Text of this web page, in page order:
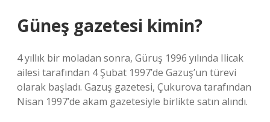
Güneş gazetesi kimin?
4 yıllık bir moladan sonra, Güruş 1996 yılında Ilicak
ailesi tarafından 4 Şubat 1997’de Gazuş’un türevi
olarak başladı. Gazuş gazetesi, Çukurova tarafından
Nisan 1997’de akam gazetesiyle birlikte satın alındı.